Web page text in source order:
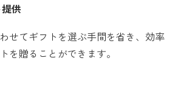
供
せてギフトを選ぶ手間を省き、効率
を贈ることができます。